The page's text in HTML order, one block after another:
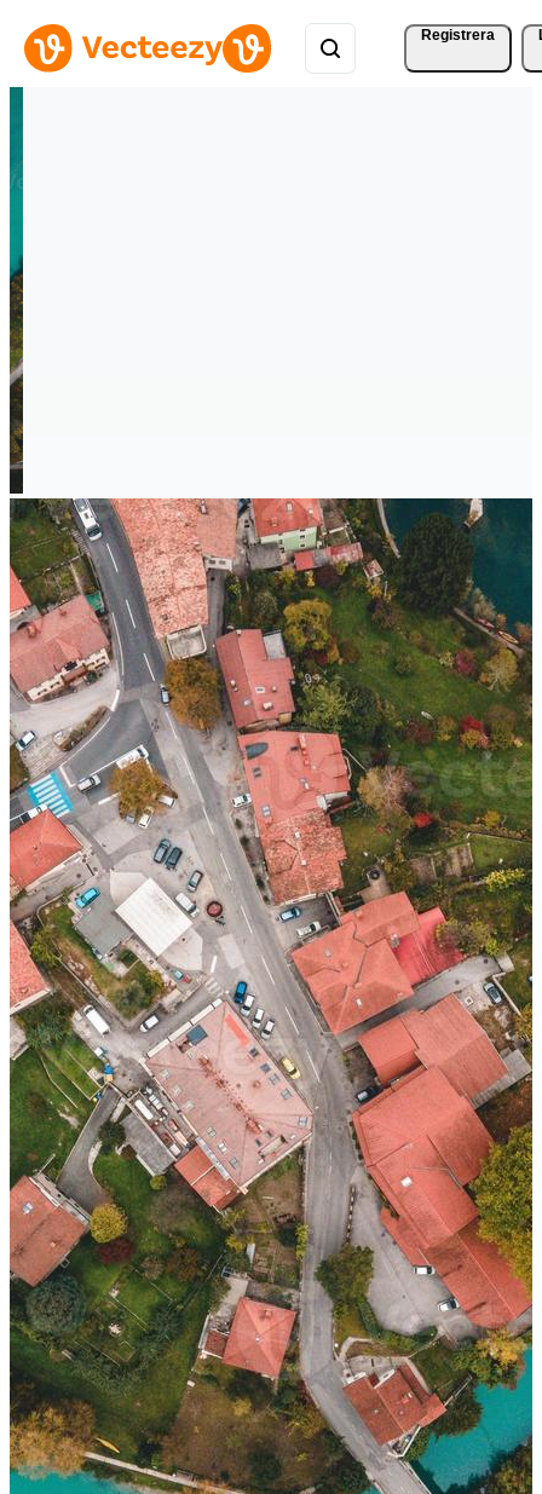
Registrera